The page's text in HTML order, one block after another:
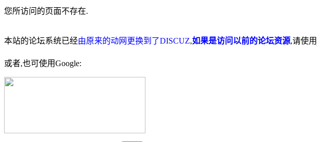
您所访问的页面不存在.
本站的论坛系统已经由原来的动网更换到了DISCUZ,如果是访问以前的论坛资源,请使用
或者,也可使用Google: